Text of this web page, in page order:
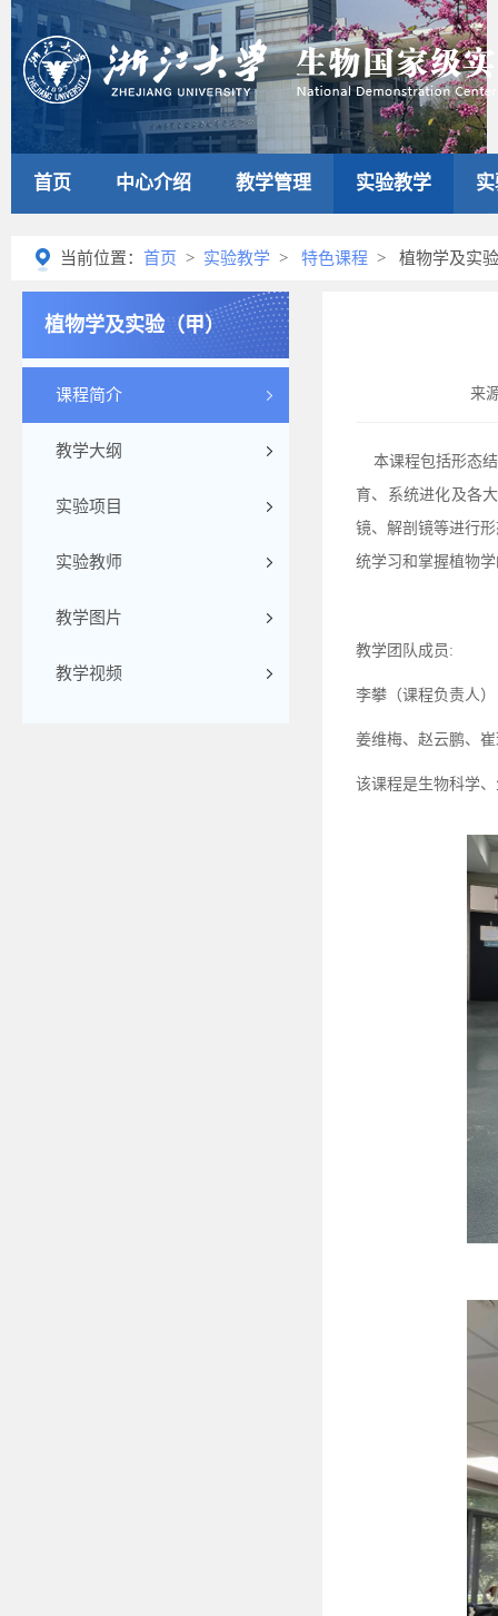
首页 中心介绍 教学管理 实验教学
当前位置： 首页 > 实验教学 > 特色课程 > 植物学及实
植物学及实验（甲）
课程简介
教学大纲
实验项目
实验教师
教学图片
教学视频
来
本课程包括形态结
育、系统进化及各
镜、解剖镜等进行
统学习和掌握植物
教学团队成员:
李攀（课程负责人）
姜维梅、赵云鹏、
该课程是生物科学